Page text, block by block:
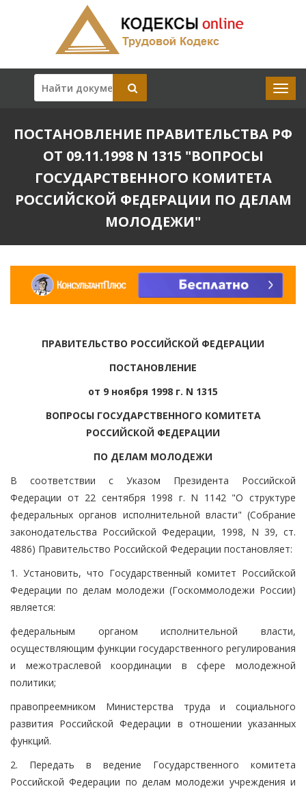
ПОСТАНОВЛЕНИЕ ПРАВИТЕЛЬСТВА РФ
ОТ 09.11.1998 N 1315 "ВОПРОСЫ
ГОСУДАРСТВЕННОГО КОМИТЕТА
РОССИЙСКОЙ ФЕДЕРАЦИИ ПО ДЕЛАМ
МОЛОДЕЖИ"
ПРАВИТЕЛЬСТВО РОССИЙСКОЙ ФЕДЕРАЦИИ
ПОСТАНОВЛЕНИЕ
от 9 ноября 1998 г. N 1315
ВОПРОСЫ ГОСУДАРСТВЕННОГО КОМИТЕТА
РОССИЙСКОЙ ФЕДЕРАЦИИ
ПО ДЕЛАМ МОЛОДЕЖИ
В соответствии с Указом Президента Российской
Федерации от 22 сентября 1998 г. N 1142 "О структуре
федеральных органов исполнительной власти" (Собрание
законодательства Российской Федерации, 1998, N 39, ст.
4886) Правительство Российской Федерации постановляет:
1. Установить, что Государственный комитет Российской
Федерации по делам молодежи (Госкоммолодежи России)
является:
федеральным органом исполнительной власти,
осуществляющим функции государственного регулирования
и межотраслевой координации в сфере молодежной
политики;
правопреемником Министерства труда и социального
развития Российской Федерации в отношении указанных
функций.
2. Передать в ведение Государственного комитета
Российской Федерации по делам молодежи учреждения и